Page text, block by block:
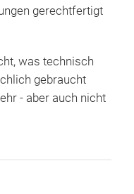
gerechtfertigt
was technisch
gebraucht
- aber auch nicht